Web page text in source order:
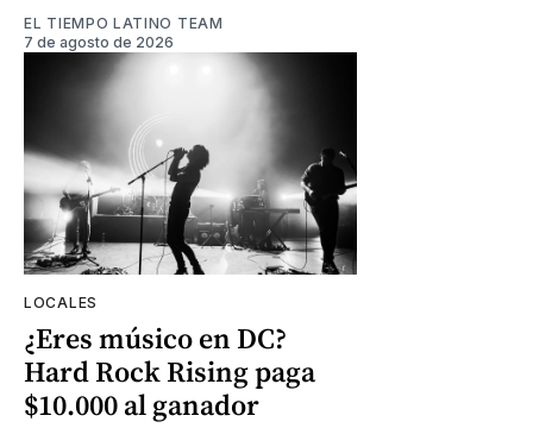
EL TIEMPO LATINO TEAM
7 de agosto de 2026
LOCALES
¿Eres músico en DC?
Hard Rock Rising paga
$10.000 al ganador